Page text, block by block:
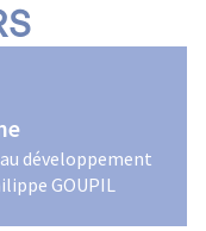
développement
GOUPIL